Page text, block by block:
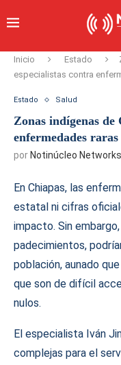
Inicio Estado
especialistas contra
Estado Salud
Zonas indígenas de
enfermedades raras
por Notinúcleo Networks
En Chiapas, las
estatal ni cifras
impacto. Sin
padecimientos,
población, aunado
que son de difícil
nulos.
El especialista Iván
complejas para el